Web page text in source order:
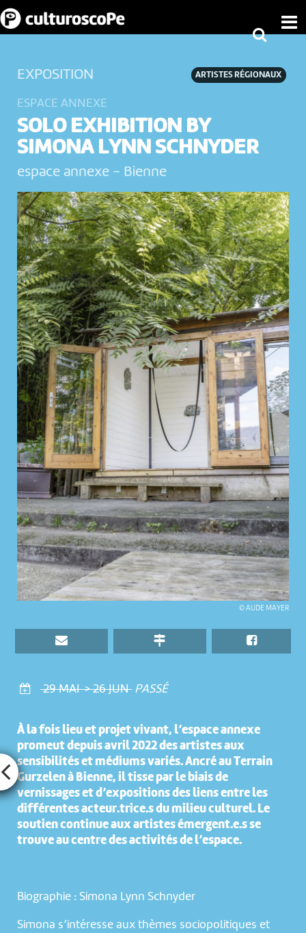
29 MAI > 26 JUN PASSÉ
© AUDE MAYER
ARTISTES RÉGIONAUX
EXPOSITION
ESPACE ANNEXE
SOLO EXHIBITION BY
SIMONA LYNN SCHNYDER
espace annexe - Bienne
À la fois lieu et projet vivant, l’espace annexe
promeut depuis avril 2022 des artistes aux
sensibilités et médiums variés. Ancré au Terrain
Gurzelen à Bienne, il tisse par le biais de
vernissages et d’expositions des liens entre les
différentes acteur.trice.s du milieu culturel. Le
soutien continue aux artistes émergent.e.s se
trouve au centre des activités de l’espace.
Biographie : Simona Lynn Schnyder
Simona s’intéresse aux thèmes sociopolitiques et